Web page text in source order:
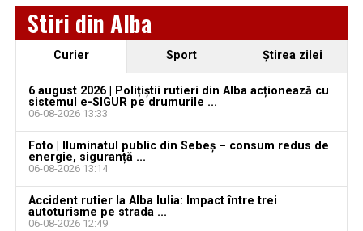
Urmărește Ziarul Unirea pe Social Media
YouTube Instagram WhatsApp Facebook
Ultimele știri din Teiuș
Jaf de peste 300.000 de euro, la Teiuș. Familia
păgubită susține că ancheta bate pasul pe loc, la
Ce spune IPJ Alba despre incident:
Potrivit IPJ Alba, la data de 21 iunie 2026, în jurul orei
12.12, Poliția Orașului Teiuș au fost sesizați, prin SNUAU
112, cu privire la faptul că, pe strada Decebal din oraș, a
avut loc un eveniment rutier.
Polițiștii s-au deplasat la fața locului și au constatat
Stiri din Alba
Curier Sport Ştirea zilei
6 august 2026 | Polițiștii rutieri din Alba acționează cu
sistemul e-SIGUR pe drumurile ...
06-08-2026 13:33
Foto | Iluminatul public din Sebeș – consum redus de
energie, siguranță ...
06-08-2026 13:14
Accident rutier la Alba Iulia: Impact între trei
autoturisme pe strada ...
06-08-2026 12:49